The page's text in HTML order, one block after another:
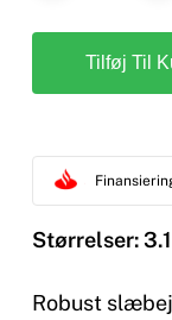
Tilføj Til
Størrelser:
Robust